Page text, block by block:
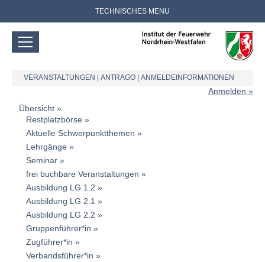
TECHNISCHES MENU
VERANSTALTUNGEN ANTRAGO ANMELDEINFORMATIONEN
Anmelden
Übersicht
Restplatzbörse
Aktuelle Schwerpunktthemen
Lehrgänge
Seminar
frei buchbare Veranstaltungen
Ausbildung LG 1.2
Ausbildung LG 2.1
Ausbildung LG 2.2
Gruppenführer*in
Zugführer*in
Verbandsführer*in